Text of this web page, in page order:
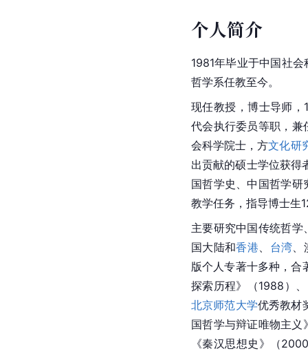
个人简介
1981年毕业于中国社
哲学系任教至今。
现任教授，博士导师
代会执行委员等职，
会科学院士，方文化研
出贡献的硕士学位获得
国哲学史、中国哲学
教学任务，指导博士生
主要研究中国传统哲
国大陆和香港 台湾
版个人专著十多种，合
探索历程》（1988）
北京师范大学优秀教材
国哲学与辩证唯物主义
《秦汉思想史》（